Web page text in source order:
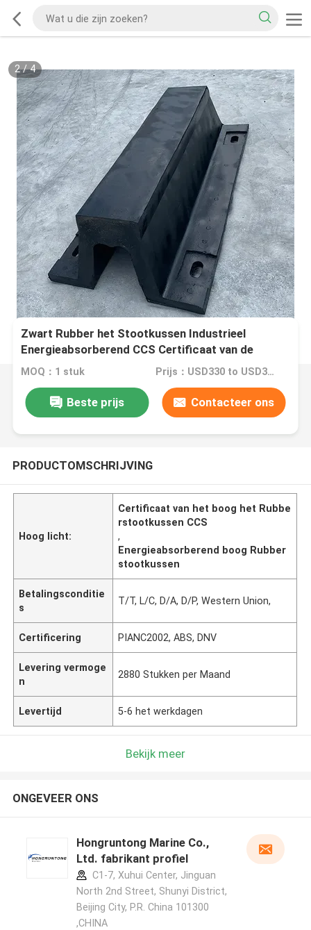
2/4
Zwart Rubber het Stootkussen Industrieel
Energieabsorberend CCS Certificaat van de
Kleurenboog
MOQ：1 stuk Prijs：USD330 to USD3350 Per Piece
Beste prijs Contacteer ons
PRODUCTOMSCHRIJVING
Hoog licht:
Certificaat van het boog het Rubbe
rstootkussen CCS
,
Energieabsorberend boog Rubber
stootkussen
Betalingsconditie
s
T/T, L/C, D/A, D/P, Western Union,
Certificering PIANC2002, ABS, DNV
Levering vermoge
n
2880 Stukken per Maand
Levertijd 5-6 het werkdagen
Bekijk meer
ONGEVEER ONS
Hongruntong Marine Co.,
Ltd. fabrikant profiel
C1-7, Xuhui Center, Jinguan
North 2nd Street, Shunyi District,
Beijing City, P.R. China 101300
,CHINA